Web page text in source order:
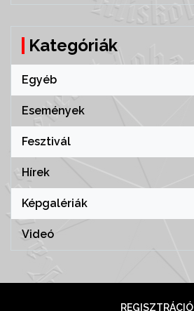
Kategóriák
Egyéb
Események
Fesztivál
Hírek
Képgalériák
Videó
REGISZTRÁCIÓ